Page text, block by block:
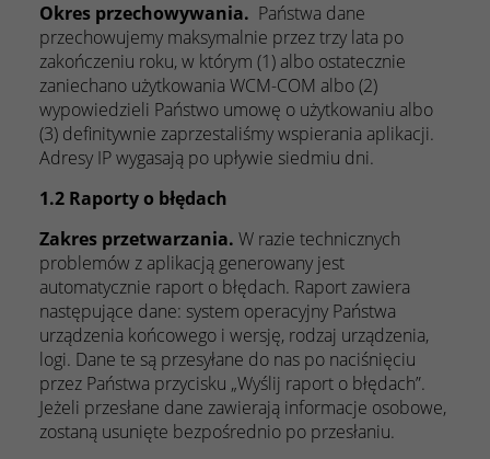
Okres przechowywania. Państwa dane
przechowujemy maksymalnie przez trzy lata po
zakończeniu roku, w którym (1) albo ostatecznie
zaniechano użytkowania WCM-COM albo (2)
wypowiedzieli Państwo umowę o użytkowaniu albo
(3) definitywnie zaprzestaliśmy wspierania aplikacji.
Adresy IP wygasają po upływie siedmiu dni.
1.2 Raporty o błędach
Zakres przetwarzania. W razie technicznych
problemów z aplikacją generowany jest
automatycznie raport o błędach. Raport zawiera
następujące dane: system operacyjny Państwa
urządzenia końcowego i wersję, rodzaj urządzenia,
logi. Dane te są przesyłane do nas po naciśnięciu
przez Państwa przycisku „Wyślij raport o błędach”.
Jeżeli przesłane dane zawierają informacje osobowe,
zostaną usunięte bezpośrednio po przesłaniu.